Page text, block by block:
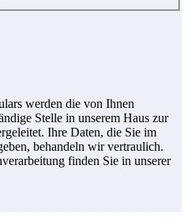
werden die von Ihnen
Stelle in unserem Haus zur
Ihre Daten, die Sie im
behandeln wir vertraulich.
finden Sie in unserer